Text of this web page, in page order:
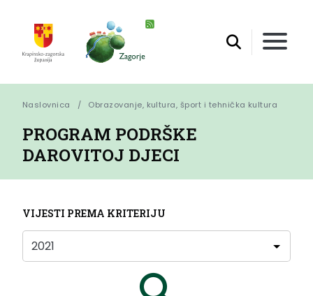
Naslovnica Obrazovanje, kultura, šport i tehnička kultura
PROGRAM PODRŠKE
DAROVITOJ DJECI
VIJESTI PREMA KRITERIJU